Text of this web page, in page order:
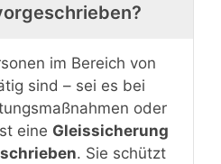
im Bereich von
sind – sei es bei
oder
eine Gleissicherung
. Sie schützt